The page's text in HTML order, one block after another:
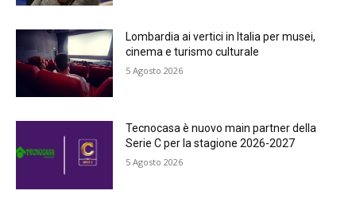
Lombardia ai vertici in Italia per musei,
cinema e turismo culturale
5 Agosto 2026
Tecnocasa è nuovo main partner della
Serie C per la stagione 2026-2027
5 Agosto 2026